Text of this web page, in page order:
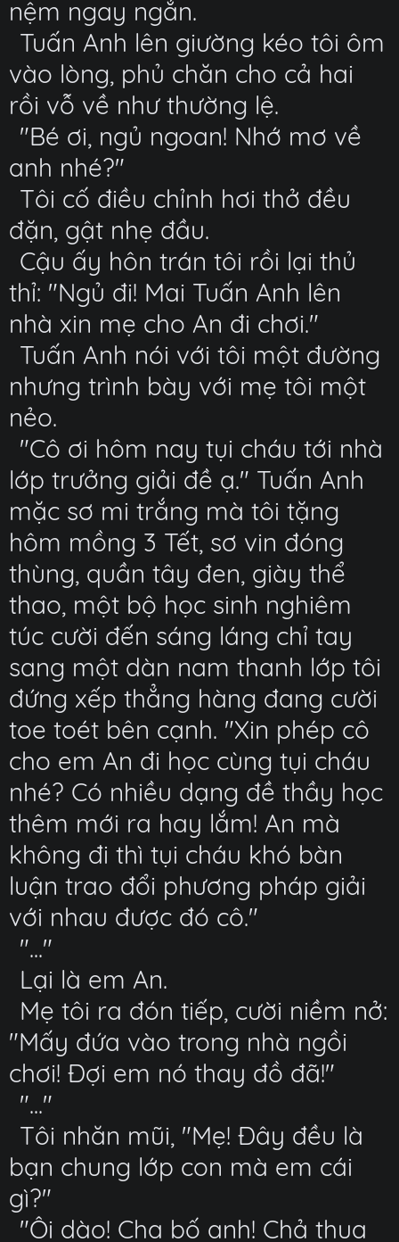
nệm ngay ngắn.
Tuấn Anh lên giường kéo tôi ôm
vào lòng, phủ chăn cho cả hai
rồi vỗ về như thường lệ.
"Bé ơi, ngủ ngoan! Nhớ mơ về
anh nhé?"
Tôi cố điều chỉnh hơi thở đều
đặn, gật nhẹ đầu.
Cậu ấy hôn trán tôi rồi lại thủ
thỉ: "Ngủ đi! Mai Tuấn Anh lên
nhà xin mẹ cho An đi chơi."
Tuấn Anh nói với tôi một đường
nhưng trình bày với mẹ tôi một
nẻo.
"Cô ơi hôm nay tụi cháu tới nhà
lớp trưởng giải đề ạ." Tuấn Anh
mặc sơ mi trắng mà tôi tặng
hôm mồng 3 Tết, sơ vin đóng
thùng, quần tây đen, giày thể
thao, một bộ học sinh nghiêm
túc cười đến sáng láng chỉ tay
sang một dàn nam thanh lớp tôi
đứng xếp thẳng hàng đang cười
toe toét bên cạnh. "Xin phép cô
cho em An đi học cùng tụi cháu
nhé? Có nhiều dạng đề thầy học
thêm mới ra hay lắm! An mà
không đi thì tụi cháu khó bàn
luận trao đổi phương pháp giải
với nhau được đó cô."
"..."
Lại là em An.
Mẹ tôi ra đón tiếp, cười niềm nở:
"Mấy đứa vào trong nhà ngồi
chơi! Đợi em nó thay đồ đã!"
"..."
Tôi nhăn mũi, "Mẹ! Đây đều là
bạn chung lớp con mà em cái
gì?"
"Ôi dào! Cha bố anh! Chả thua